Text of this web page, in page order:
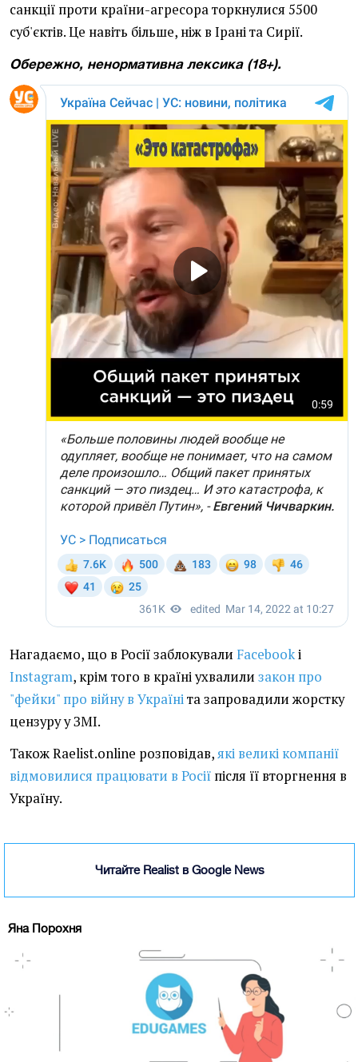
санкції проти країни-агресора торкнулися 5500
суб'єктів. Це навіть більше, ніж в Ірані та Сирії.
Обережно, ненормативна лексика (18+).
Нагадаємо, що в Росії заблокували Facebookі
Instagram, крім того в країні ухвалили закон про
"фейки" про війну в Україніта запровадили жорстку
цензуру у ЗМІ.
Також Raelist.online розповідав,які великі компанії
відмовилися працювати в Росії після її вторгнення в
Україну.
Читайте Realist в Google News
Яна Порохня